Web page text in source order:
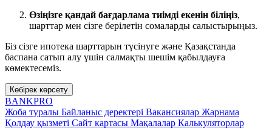
Өзіңізге қандай бағдарлама тиімді екенін біліңіз,
шарттар мен сізге берілетін сомаларды салыстырыңыз.
Біз сізге ипотека шарттарын түсінуге және Қазақстанда
баспана сатып алу үшін салмақты шешім қабылдауға
көмектесеміз.
Көбірек көрсету
BANKPRO
Жоба туралы Байланыс деректері Вакансиялар Жарнама
Қолдау қызметі Сайт картасы Мақалалар Калькуляторлар